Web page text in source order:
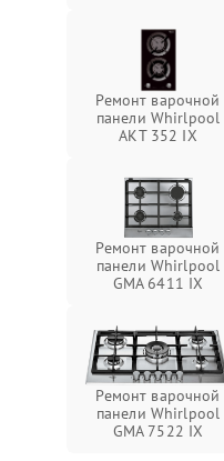
Ремонт варочной
панели Whirlpool
AKT 352 IX
Ремонт варочной
панели Whirlpool
GMA 6411 IX
Ремонт варочной
панели Whirlpool
GMA 7522 IX